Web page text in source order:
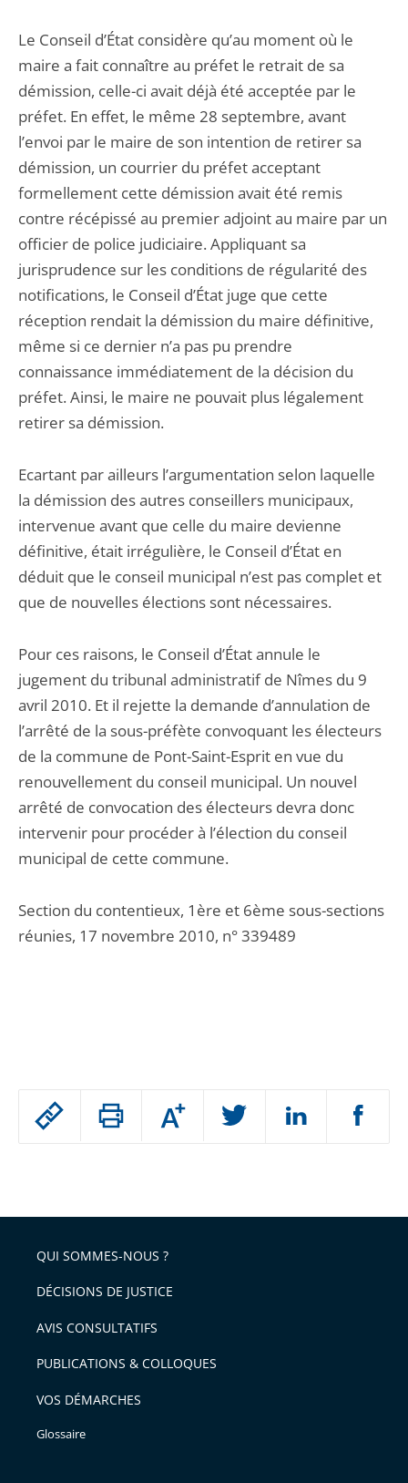
Passer
arriver
après
Augmenter
ou
l'article
pour
avant
Le Conseil d’État considère qu’au moment où le
maire a fait connaître au préfet le retrait de sa
démission, celle-ci avait déjà été acceptée par le
préfet. En effet, le même 28 septembre, avant
l’envoi par le maire de son intention de retirer sa
démission, un courrier du préfet acceptant
formellement cette démission avait été remis
contre récépissé au premier adjoint au maire par un
officier de police judiciaire. Appliquant sa
jurisprudence sur les conditions de régularité des
notifications, le Conseil d’État juge que cette
réception rendait la démission du maire définitive,
même si ce dernier n’a pas pu prendre
connaissance immédiatement de la décision du
préfet. Ainsi, le maire ne pouvait plus légalement
retirer sa démission.
Ecartant par ailleurs l’argumentation selon laquelle
la démission des autres conseillers municipaux,
intervenue avant que celle du maire devienne
définitive, était irrégulière, le Conseil d’État en
déduit que le conseil municipal n’est pas complet et
que de nouvelles élections sont nécessaires.
Pour ces raisons, le Conseil d’État annule le
jugement du tribunal administratif de Nîmes du 9
avril 2010. Et il rejette la demande d’annulation de
l’arrêté de la sous-préfète convoquant les électeurs
de la commune de Pont-Saint-Esprit en vue du
renouvellement du conseil municipal. Un nouvel
arrêté de convocation des électeurs devra donc
intervenir pour procéder à l’élection du conseil
municipal de cette commune.
Section du contentieux, 1ère et 6ème sous-sections
réunies, 17 novembre 2010, n° 339489
QUI SOMMES-NOUS ?
DÉCISIONS DE JUSTICE
AVIS CONSULTATIFS
PUBLICATIONS & COLLOQUES
VOS DÉMARCHES
Glossaire